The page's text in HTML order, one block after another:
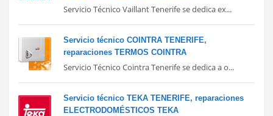
Servicio Técnico Vaillant Tenerife se dedica ex...
Servicio técnico COINTRA TENERIFE,
reparaciones TERMOS COINTRA
Servicio Técnico Cointra Tenerife se dedica a o...
Servicio técnico TEKA TENERIFE, reparaciones
ELECTRODOMÉSTICOS TEKA